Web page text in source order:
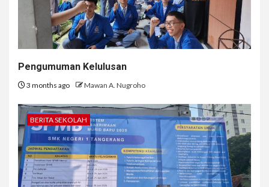
Pengumuman Kelulusan
3 months ago Mawan A. Nugroho
BERITA SEKOLAH